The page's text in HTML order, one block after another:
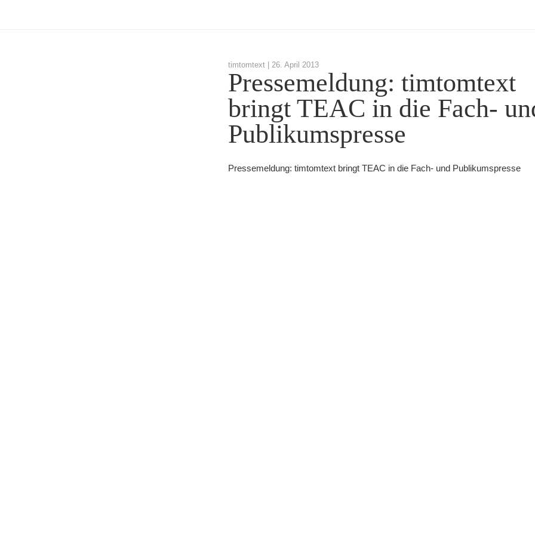
timtomtext | 26. April 2013
Pressemeldung: timtomtext
bringt TEAC in die Fach-
Publikumspresse
Pressemeldung: timtomtext bringt TEAC in die Fach- und Publikumspresse